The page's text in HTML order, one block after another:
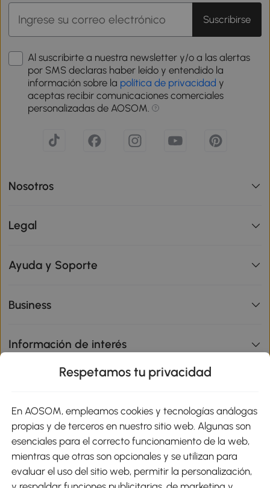
Suscribirse
Al suscribirte a nuestra newsletter y/o a las alertas
por SMS declaras haber leído y entendido la
información sobre la política de privacidad y
aceptas recibir comunicaciones comerciales
personalizadas de AOSOM.
Nosotros
Legal
Ayuda y Soporte
Business
Información de interés
Métodos de Pago
Respetamos tu privacidad
En AOSOM, empleamos cookies y tecnologías análogas
propias y de terceros en nuestro sitio web. Algunas son
esenciales para el correcto funcionamiento de la web,
mientras que otras son opcionales y se utilizan para
evaluar el uso del sitio web, permitir la personalización,